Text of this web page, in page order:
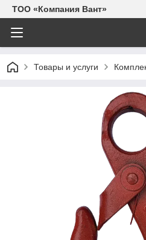
ТОО «Компания Вант»
Товары и услуги